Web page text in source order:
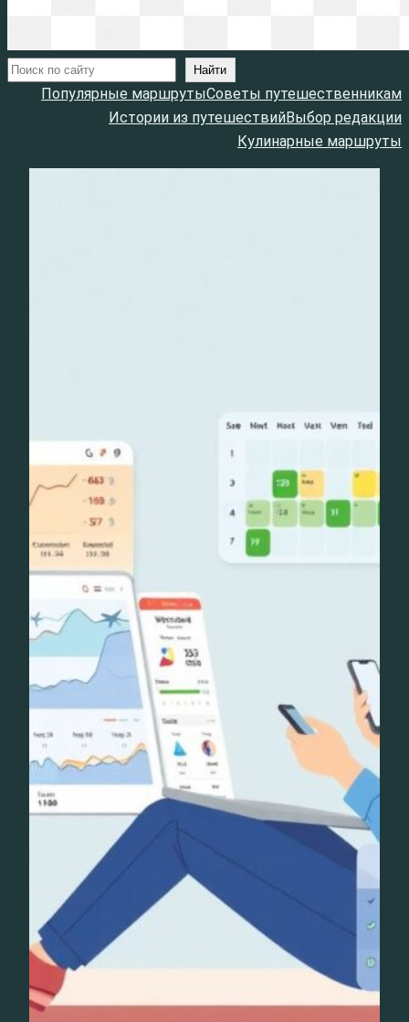
Поиск Найти
Популярные маршрутыСоветы путешественникам
Истории из путешествийВыбор редакции
Кулинарные маршруты